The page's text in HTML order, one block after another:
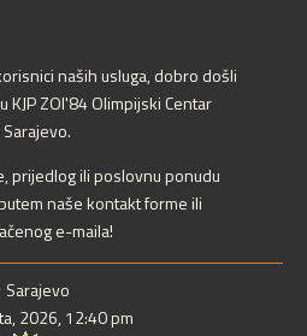
naših usluga, dobro došli
KJP ZOI'84 Olimpijski Centar
Sarajevo.
prijedlog ili poslovnu ponudu
naše kontakt forme ili
e-maila!
Sarajevo
2026, 12:40 pm